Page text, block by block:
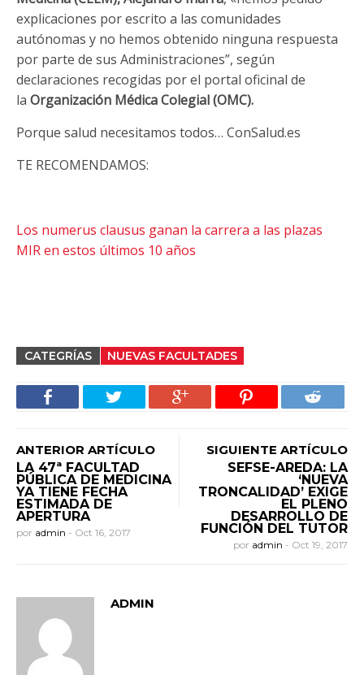
explicaciones por escrito a las comunidades
autónomas y no hemos obtenido ninguna respuesta
por parte de sus Administraciones”, según
declaraciones recogidas por el portal oficinal de
la Organización Médica Colegial (OMC).
Porque salud necesitamos todos… ConSalud.es
TE RECOMENDAMOS:
Los numerus clausus ganan la carrera a las plazas
MIR en estos últimos 10 años
CATEGRÍAS NUEVAS FACULTADES
ANTERIOR ARTÍCULO
LA 47ª FACULTAD
PÚBLICA DE MEDICINA
YA TIENE FECHA
ESTIMADA DE
APERTURA
por admin - Oct 16, 2017
SIGUIENTE ARTÍCULO
SEFSE-AREDA: LA
‘NUEVA
TRONCALIDAD’ EXIGE
EL PLENO
DESARROLLO DE
FUNCIÓN DEL TUTOR
por admin - Oct 19, 2017
ADMIN